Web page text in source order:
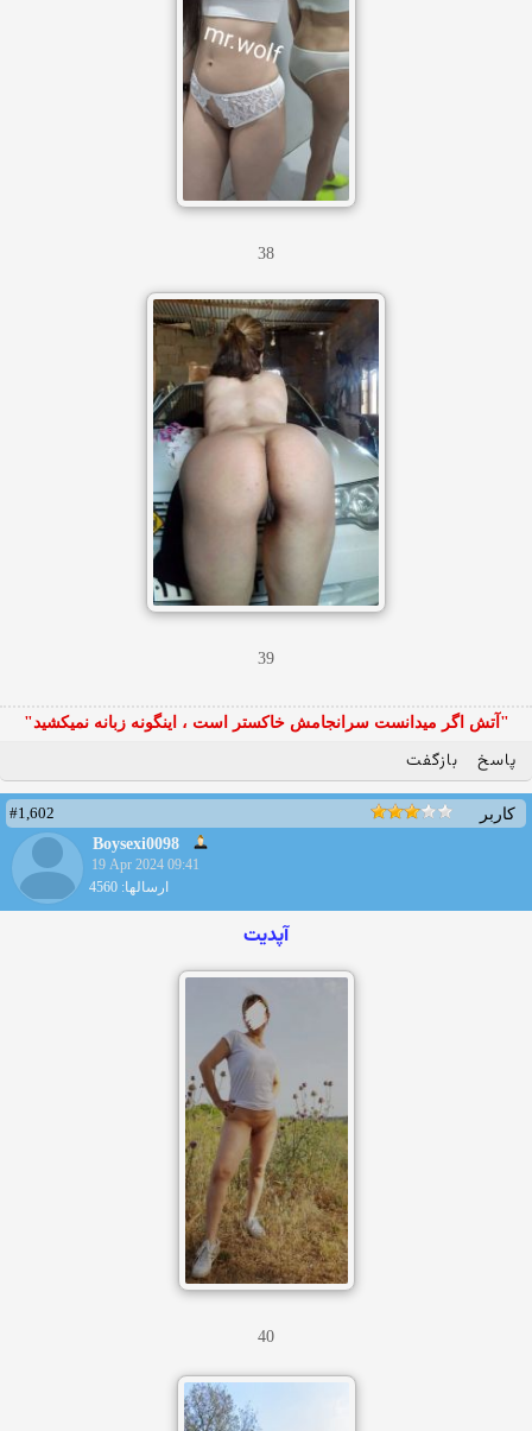
38
39
"آتش اگر ميدانست سرانجامش خاكستر است ، اينگونه زبانه نميكشيد"
پاسخ بازگفت
کاربر
#1,602
Boysexi0098
19 Apr 2024 09:41
ارسالها: 4560
آپدیت
40